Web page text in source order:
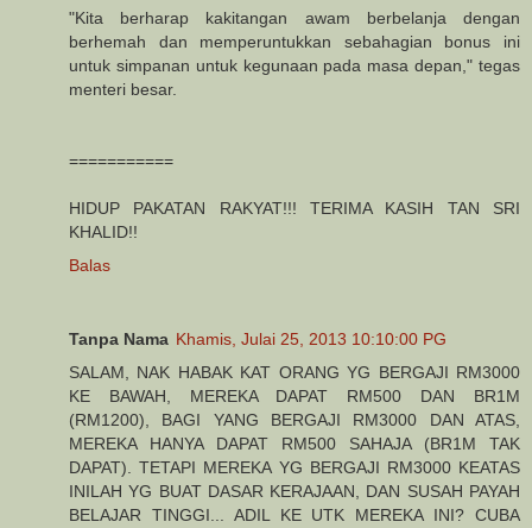
"Kita berharap kakitangan awam berbelanja dengan
berhemah dan memperuntukkan sebahagian bonus ini
untuk simpanan untuk kegunaan pada masa depan," tegas
menteri besar.
===========
HIDUP PAKATAN RAKYAT!!! TERIMA KASIH TAN SRI
KHALID!!
Balas
Tanpa Nama Khamis, Julai 25, 2013 10:10:00 PG
SALAM, NAK HABAK KAT ORANG YG BERGAJI RM3000
KE BAWAH, MEREKA DAPAT RM500 DAN BR1M
(RM1200), BAGI YANG BERGAJI RM3000 DAN ATAS,
MEREKA HANYA DAPAT RM500 SAHAJA (BR1M TAK
DAPAT). TETAPI MEREKA YG BERGAJI RM3000 KEATAS
INILAH YG BUAT DASAR KERAJAAN, DAN SUSAH PAYAH
BELAJAR TINGGI... ADIL KE UTK MEREKA INI? CUBA